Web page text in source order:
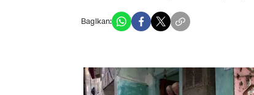
Bagikan: